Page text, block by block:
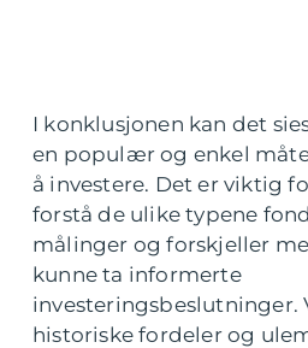
I konklusjonen kan det
en populær og enkel
å investere. Det er viktig
forstå de ulike typene
målinger og forskjeller
kunne ta informerte
investeringsbeslutninger.
historiske fordeler og